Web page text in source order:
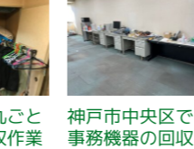
ごと
作業
神戸市中央区で
事務機器の回収